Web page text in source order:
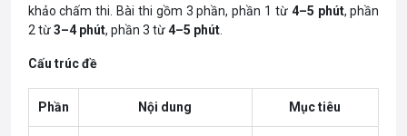
khảo chấm thi. Bài thi gồm 3 phần, phần 1 từ 4–5 phút, phần
2 từ3–4 phút, phần 3 từ4–5 phút.
Cấu trúc đề
Phần Nội dung Mục tiêu